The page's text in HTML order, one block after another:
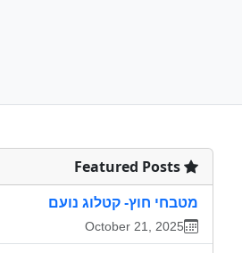
Featured Posts
מטבחי חוץ- קטלוג נועם
October 21, 2025